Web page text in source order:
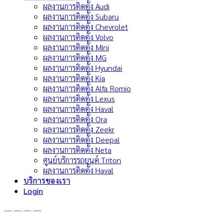
ผลงานการติดตั้ง Audi
ผลงานการติดตั้ง Subaru
ผลงานการติดตั้ง Chevrolet
ผลงานการติดตั้ง Volvo
ผลงานการติดตั้ง Mini
ผลงานการติดตั้ง MG
ผลงานการติดตั้ง Hyundai
ผลงานการติดตั้ง Kia
ผลงานการติดตั้ง Alfa Romio
ผลงานการติดตั้ง Lexus
ผลงานการติดตั้ง Haval
ผลงานการติดตั้ง Ora
ผลงานการติดตั้ง Zeekr
ผลงานการติดตั้ง Deepal
ผลงานการติดตั้ง Neta
ศูนย์บริการรถยนต์ Triton
ผลงานการติดตั้ง Haval
บริการของเรา
Login